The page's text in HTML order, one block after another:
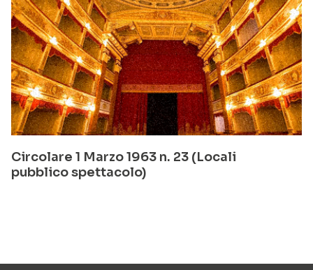
Circolare 1 Marzo 1963 n. 23 (Locali
pubblico spettacolo)